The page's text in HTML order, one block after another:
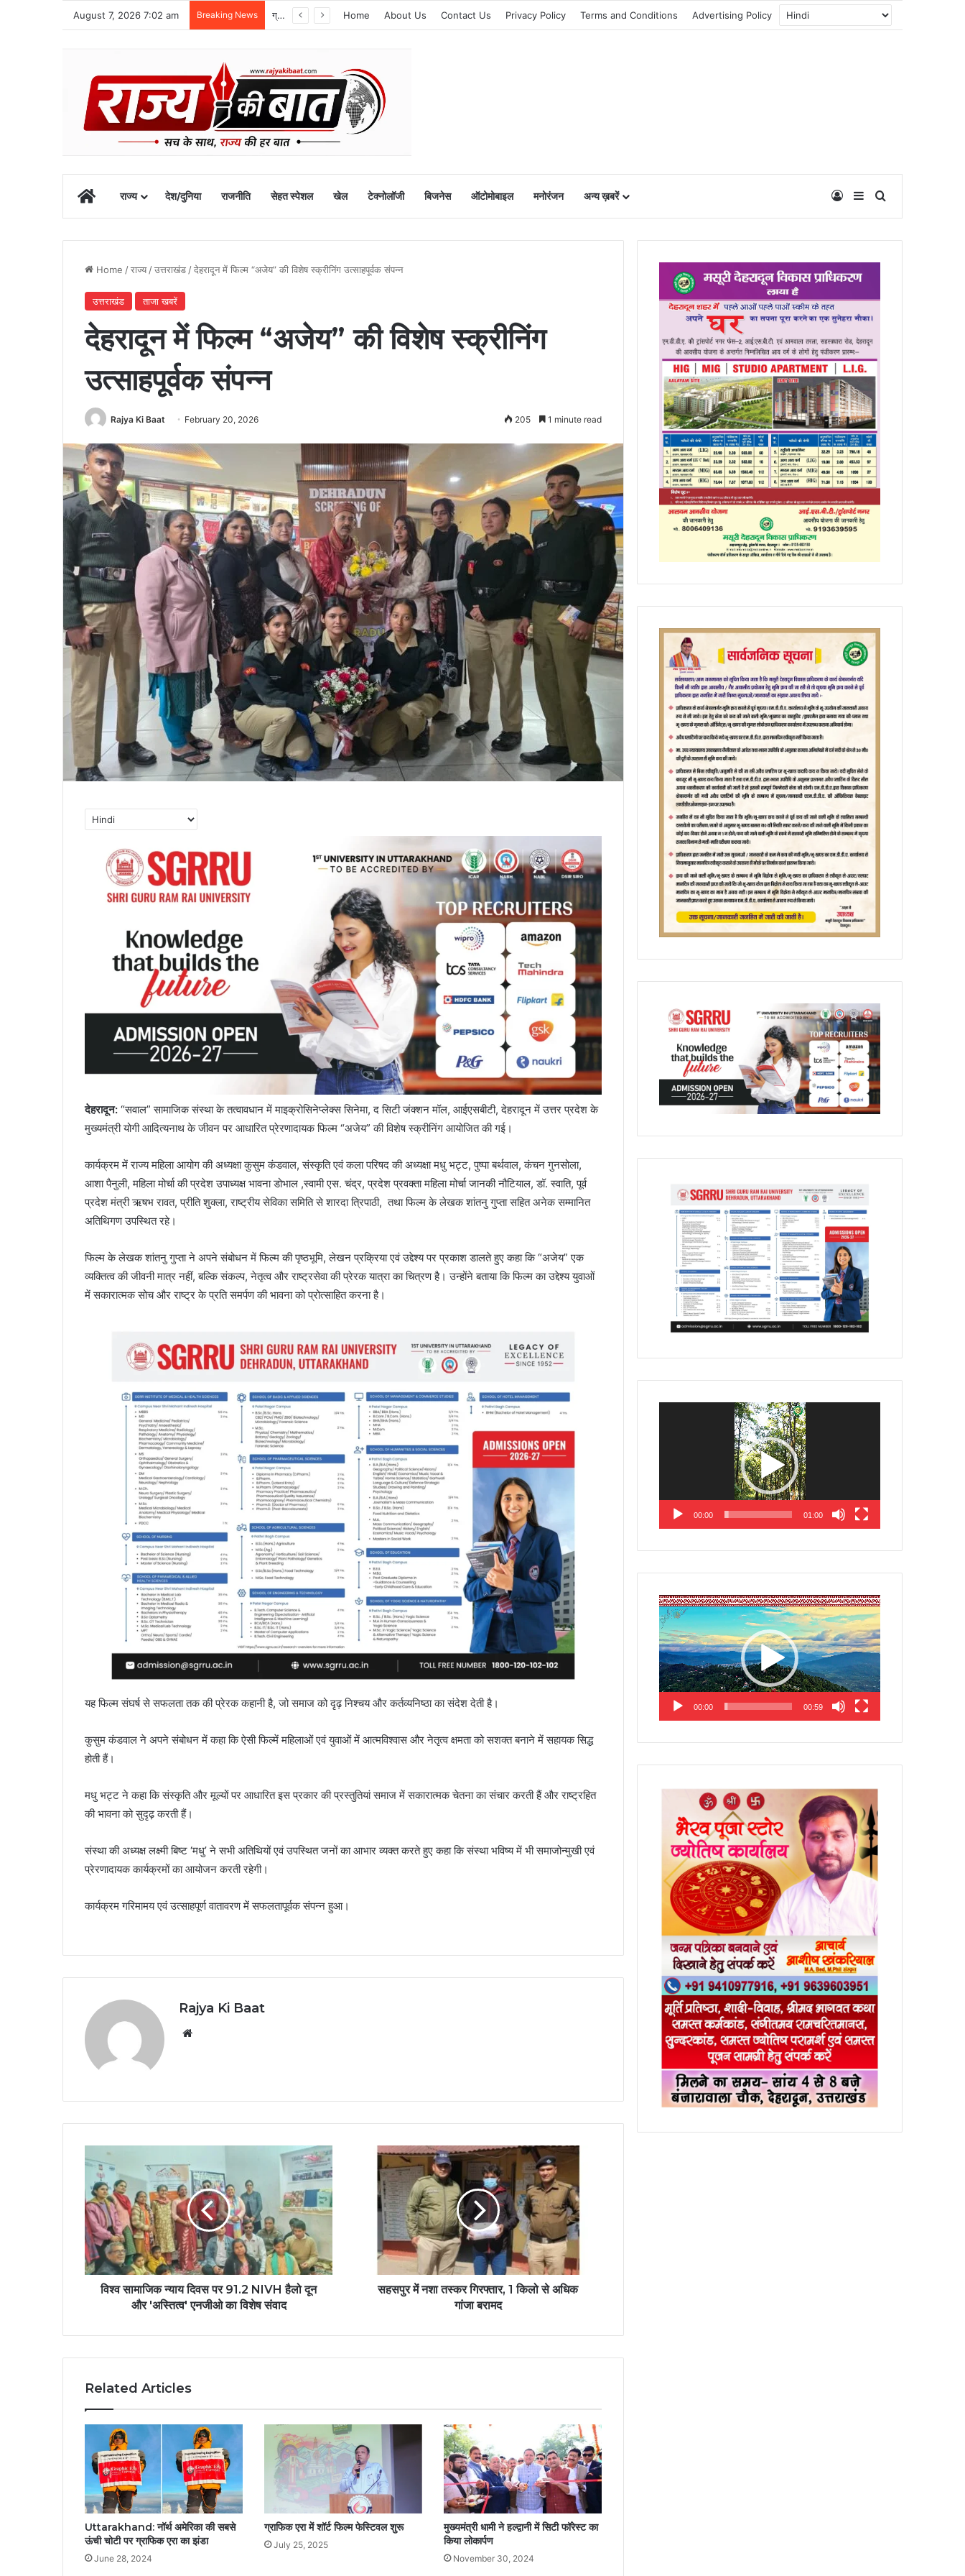
August 7, 2026 7:02 am Breaking News ग्राफिक एरा को बड़ी सफलता, एनएमसी ने 250 एमबीबीएस सीटों को दी मंजूरी Home About Us Contact Us Privacy Policy Terms and Conditions Advertising Policy
Homeराज्य देश/दुनिया राजनीति सेहत स्पेशल खेल टेक्नोलॉजी बिजनेस ऑटोमोबाइल मनोरंजन अन्य ख़बरें Log InSidebar
Home /राज्य /उत्तराखंड /देहरादून में फिल्म “अजेय” की विशेष स्क्रीनिंग उत्साहपूर्वक संपन्न
उत्तराखंड ताजा खबरें
देहरादून में फिल्म “अजेय” की विशेष स्क्रीनिंग
उत्साहपूर्वक संपन्न
Rajya Ki Baat February 20, 2026 205 1 minute read
देहरादून: “सवाल” सामाजिक संस्था के तत्वावधान में माइक्रोसिनेप्लेक्स सिनेमा, द सिटी जंक्शन मॉल, आईएसबीटी, देहरादून में उत्तर प्रदेश के
मुख्यमंत्री योगी आदित्यनाथ के जीवन पर आधारित प्रेरणादायक फिल्म “अजेय” की विशेष स्क्रीनिंग आयोजित की गई।
कार्यक्रम में राज्य महिला आयोग की अध्यक्षा कुसुम कंडवाल, संस्कृति एवं कला परिषद की अध्यक्षा मधु भट्ट, पुष्पा बर्थवाल, कंचन गुनसोला,
आशा पैनुली, महिला मोर्चा की प्रदेश उपाध्यक्ष भावना डोभाल ,स्वामी एस. चंद्र, प्रदेश प्रवक्ता महिला मोर्चा जानकी नौटियाल, डॉ. स्वाति, पूर्व
प्रदेश मंत्री ऋषभ रावत, प्रीति शुक्ला, राष्ट्रीय सेविका समिति से शारदा त्रिपाठी, तथा फिल्म के लेखक शांतनु गुप्ता सहित अनेक सम्मानित
अतिथिगण उपस्थित रहे।
फिल्म के लेखक शांतनु गुप्ता ने अपने संबोधन में फिल्म की पृष्ठभूमि, लेखन प्रक्रिया एवं उद्देश्य पर प्रकाश डालते हुए कहा कि “अजेय” एक
व्यक्तित्व की जीवनी मात्र नहीं, बल्कि संकल्प, नेतृत्व और राष्ट्रसेवा की प्रेरक यात्रा का चित्रण है। उन्होंने बताया कि फिल्म का उद्देश्य युवाओं
में सकारात्मक सोच और राष्ट्र के प्रति समर्पण की भावना को प्रोत्साहित करना है।
यह फिल्म संघर्ष से सफलता तक की प्रेरक कहानी है, जो समाज को दृढ़ निश्चय और कर्तव्यनिष्ठा का संदेश देती है।
कुसुम कंडवाल ने अपने संबोधन में कहा कि ऐसी फिल्में महिलाओं एवं युवाओं में आत्मविश्वास और नेतृत्व क्षमता को सशक्त बनाने में सहायक सिद्ध
होती हैं।
मधु भट्ट ने कहा कि संस्कृति और मूल्यों पर आधारित इस प्रकार की प्रस्तुतियां समाज में सकारात्मक चेतना का संचार करती हैं और राष्ट्रहित
की भावना को सुदृढ़ करती हैं।
संस्था की अध्यक्ष लक्ष्मी बिष्ट ‘मधु’ ने सभी अतिथियों एवं उपस्थित जनों का आभार व्यक्त करते हुए कहा कि संस्था भविष्य में भी समाजोन्मुखी एवं
प्रेरणादायक कार्यक्रमों का आयोजन करती रहेगी।
कार्यक्रम गरिमामय एवं उत्साहपूर्ण वातावरण में सफलतापूर्वक संपन्न हुआ।
Rajya Ki Baat
विश्व सामाजिक न्याय दिवस पर 91.2 NIVH हैलो दून
और 'अस्तित्व' एनजीओ का विशेष संवाद
सहसपुर में नशा तस्कर गिरफ्तार, 1 किलो से अधिक
गांजा बरामद
Related Articles
Uttarakhand: नॉर्थ अमेरिका की सबसे
ऊंची चोटी पर ग्राफिक एरा का झंडा
June 28, 2024
ग्राफिक एरा में शॉर्ट फिल्म फेस्टिवल शुरू
July 25, 2025
मुख्यमंत्री धामी ने हल्द्वानी में सिटी फॉरेस्ट का
किया लोकार्पण
November 30, 2024
00:00 01:00
Video
Player
00:00 00:59